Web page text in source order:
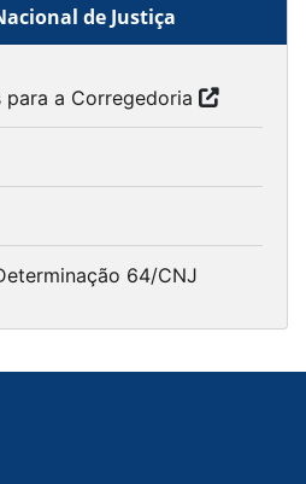
de Justiça
a Corregedoria
64/CNJ